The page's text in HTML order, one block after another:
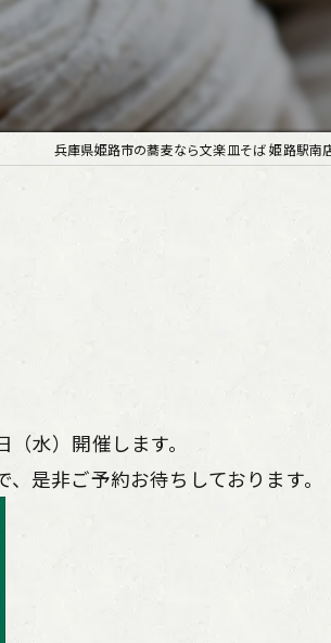
兵庫県姫路市の蕎麦なら文楽皿そば 姫路駅南
水）開催します。
是非ご予約お待ちしております。